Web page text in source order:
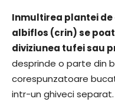
Inmultirea plantei
albiflos (crin) se
diviziunea tufei sau
desprinde o parte din
corespunzatoare
intr-un ghiveci